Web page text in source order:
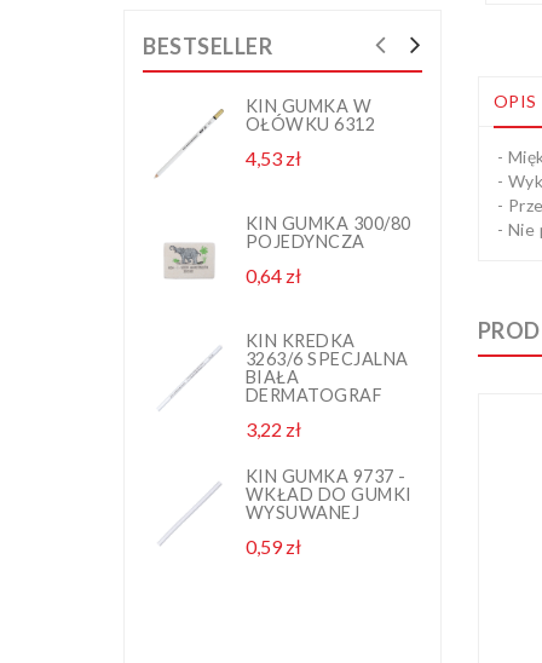
BESTSELLER
KIN GUMKA W
OŁÓWKU 6312
4,53 złCena
KIN GUMKA 300/80
POJEDYNCZA
0,64 złCena
KIN KREDKA
3263/6 SPECJALNA
BIAŁA
DERMATOGRAF
3,22 złCena
KIN GUMKA 9737 -
WKŁAD DO GUMKI
WYSUWANEJ
0,59 złCena
OPIS
-
-
-
- Nie